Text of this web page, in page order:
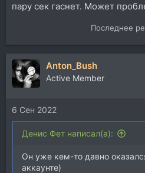
пару сек гаснет. Может
Последнее
Anton_Bush
Active Member
6 Сен 2022
Денис Фет написал(а):
Он уже кем-то давно
аккаунте)